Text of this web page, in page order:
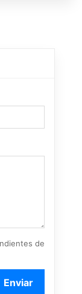
de
Enviar